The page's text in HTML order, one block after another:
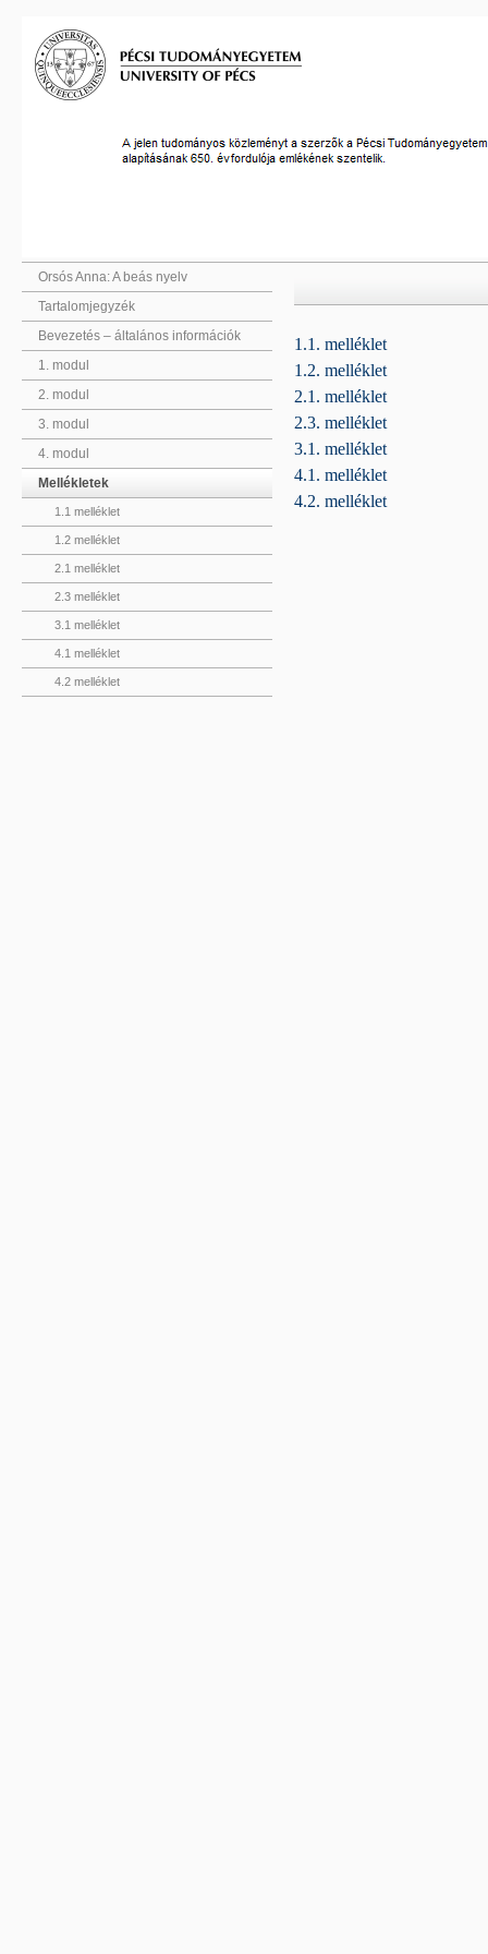
Orsós Anna: A beás nyelv
Tartalomjegyzék
Bevezetés – általános információk
1. modul
2. modul
3. modul
4. modul
Mellékletek
1.1 melléklet
1.2 melléklet
2.1 melléklet
2.3 melléklet
3.1 melléklet
4.1 melléklet
4.2 melléklet
1.1. melléklet
1.2. melléklet
2.1. melléklet
2.3. melléklet
3.1. melléklet
4.1. melléklet
4.2. melléklet